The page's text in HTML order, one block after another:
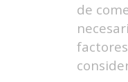
de